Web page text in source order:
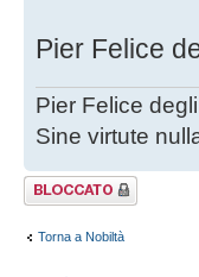
Pier Felice
Pier Felice
Sine virtute
Argomento
bloccato
Torna a Nobiltà